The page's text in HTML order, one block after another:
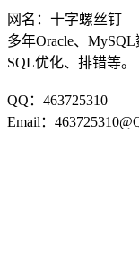
网名：十字螺丝钉
多年Oracle、
SQL优化、排错等。
QQ：463725310
Email：